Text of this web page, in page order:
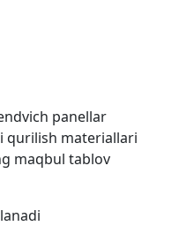
panellar
qurilish materiallari
maqbul tablov